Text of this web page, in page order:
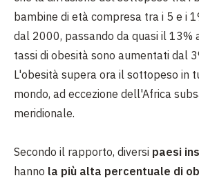
bambine di età compresa tra i 5 e i
dal 2000, passando da quasi il 13%
tassi di obesità sono aumentati dal
L'obesità supera ora il sottopeso in
mondo, ad eccezione dell'Africa
meridionale.
Secondo il rapporto, diversi paesi
hanno la più alta percentuale di